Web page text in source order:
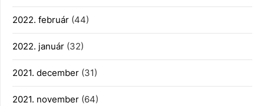
2022. február (44)
2022. január (32)
2021. december (31)
2021. november (64)